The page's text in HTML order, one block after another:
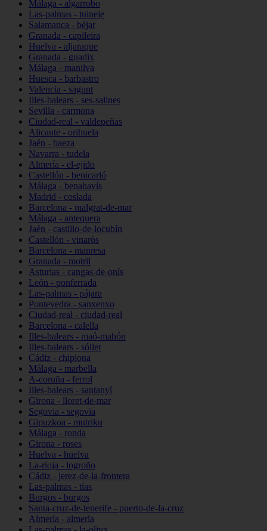
Málaga - algarrobo
Las-palmas - tuineje
Salamanca - béjar
Granada - capileira
Huelva - aljaraque
Granada - guadix
Málaga - manilva
Huesca - barbastro
Valencia - sagunt
Illes-balears - ses-salines
Sevilla - carmona
Ciudad-real - valdepeñas
Alicante - orihuela
Jaén - baeza
Navarra - tudela
Almería - el-ejido
Castellón - benicarló
Málaga - benahavís
Madrid - coslada
Barcelona - malgrat-de-mar
Málaga - antequera
Jaén - castillo-de-locubín
Castellón - vinaròs
Barcelona - manresa
Granada - motril
Asturias - cangas-de-onís
León - ponferrada
Las-palmas - pájara
Pontevedra - sanxenxo
Ciudad-real - ciudad-real
Barcelona - calella
Illes-balears - maó-mahón
Illes-balears - sóller
Cádiz - chipiona
Málaga - marbella
A-coruña - ferrol
Illes-balears - santanyí
Girona - lloret-de-mar
Segovia - segovia
Gipuzkoa - mutriku
Málaga - ronda
Girona - roses
Huelva - huelva
La-rioja - logroño
Cádiz - jerez-de-la-frontera
Las-palmas - tías
Burgos - burgos
Santa-cruz-de-tenerife - puerto-de-la-cruz
Almería - almería